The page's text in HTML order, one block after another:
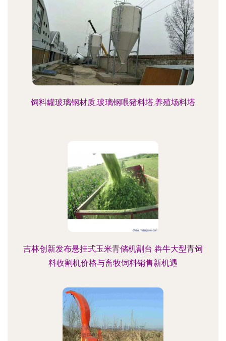
饲料罐玻璃钢材质,玻璃钢喂猪料塔,养殖场料塔
吉林创新发布悬挂式玉米青储机割台 犇牛大型青饲
料收割机价格与畜牧饲料销售新机遇